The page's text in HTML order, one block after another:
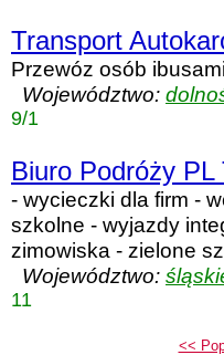
Transport
Przewóz osób
Województwo:
9/1
Biuro Podróży PL
- wycieczki dla firm -
szkolne - wyjazdy
zimowiska - zielone
Województwo:
11
<<